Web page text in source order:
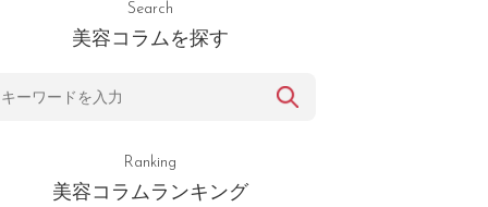
Search
美容コラムを探す
Ranking
美容コラムランキング